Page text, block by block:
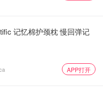
记忆棉护颈枕 慢回弹记
APP打开